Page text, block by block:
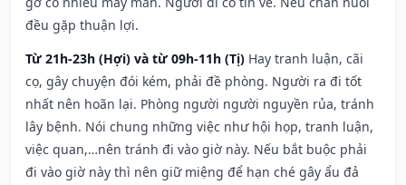
đều gặp thuận lợi.
Từ 21h-23h (Hợi) và từ 09h-11h (Tị) Hay tranh luận, cãi
cọ, gây chuyện đói kém, phải đề phòng. Người ra đi tốt
nhất nên hoãn lại. Phòng người người nguyền rủa, tránh
lây bệnh. Nói chung những việc như hội họp, tranh luận,
việc quan,…nên tránh đi vào giờ này. Nếu bắt buộc phải
đi vào giờ này thì nên giữ miệng để hạn ché gây ẩu đả